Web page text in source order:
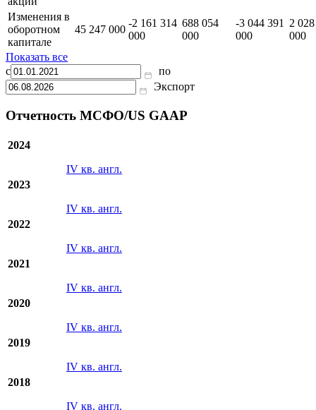
Изменения в
оборотном
капитале
45 247 000
-2 161 314
000
688 054
000
-3 044 391
000
2
000
Показать все
с
по
Экспорт
Отчетность МСФО/US GAAP
2024
IV кв. англ.
2023
IV кв. англ.
2022
IV кв. англ.
2021
IV кв. англ.
2020
IV кв. англ.
2019
IV кв. англ.
2018
IV кв. англ.